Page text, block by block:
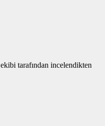
ekibi tarafından incelendikten